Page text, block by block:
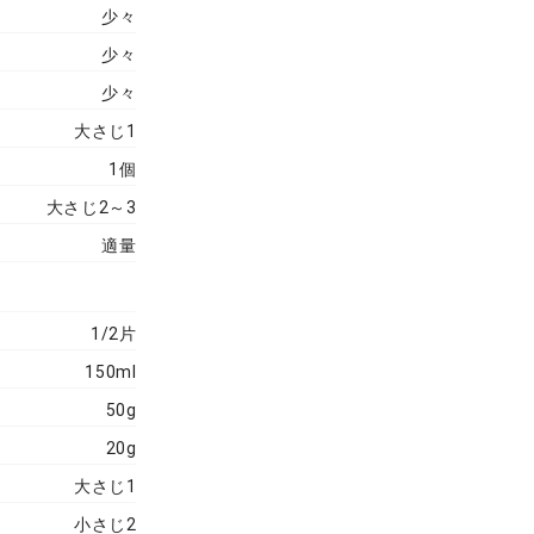
少々
少々
少々
大さじ1
1個
大さじ2～3
適量
1/2片
150ml
50g
20g
大さじ1
小さじ2